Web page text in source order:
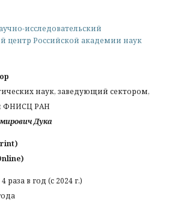
исследовательский
центр Российской академии наук
наук, заведующий сектором,
ФНИСЦ РАН
Дука
4 раза в год (с 2024 г.)